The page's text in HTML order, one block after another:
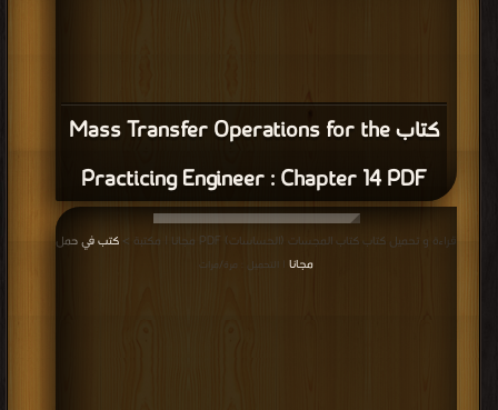
كتاب Mass Transfer Operations for the
Practicing Engineer : Chapter 14 PDF
قراءة و تحميل كتاب كتاب المجسات (الحساسات) PDF مجانا | مكتبة >
كتب في حمل
مجانا | التحميل : مرة/مرات